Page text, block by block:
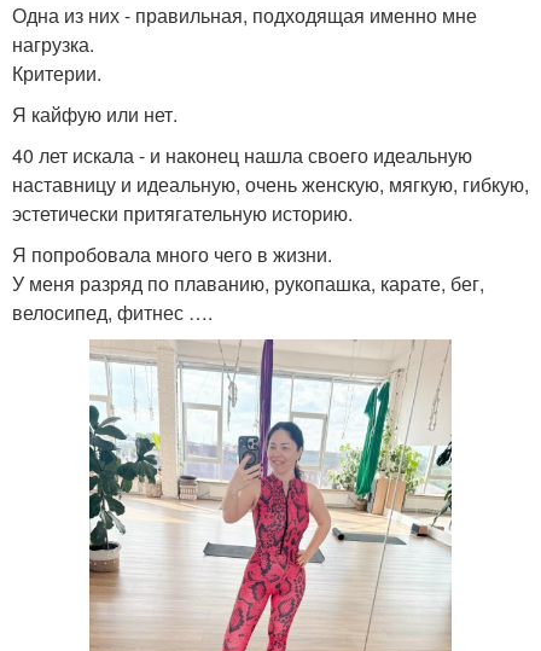
Одна из них - правильная, подходящая именно мне
нагрузка.
Критерии.
Я кайфую или нет.
40 лет искала - и наконец нашла своего идеальную
наставницу и идеальную, очень женскую, мягкую, гибкую,
эстетически притягательную историю.
Я попробовала много чего в жизни.
У меня разряд по плаванию, рукопашка, карате, бег,
велосипед, фитнес ….